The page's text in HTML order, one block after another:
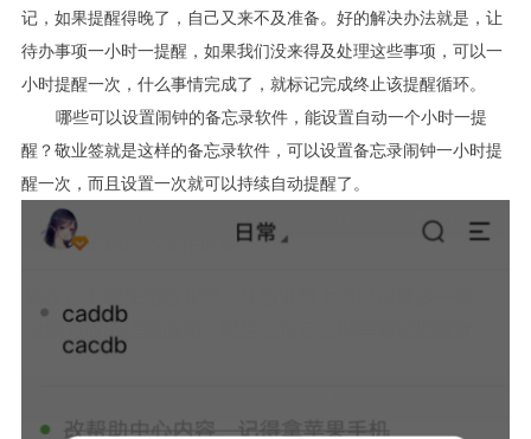
记，如果提醒得晚了，自己又来不及准备。好的解决办法就是，让
待办事项一小时一提醒，如果我们没来得及处理这些事项，可以一
小时提醒一次，什么事情完成了，就标记完成终止该提醒循环。
哪些可以设置闹钟的备忘录软件，能设置自动一个小时一提
醒？敬业签就是这样的备忘录软件，可以设置备忘录闹钟一小时提
醒一次，而且设置一次就可以持续自动提醒了。